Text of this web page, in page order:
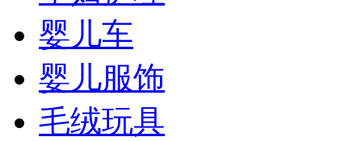
婴儿车
婴儿服饰
毛绒玩具